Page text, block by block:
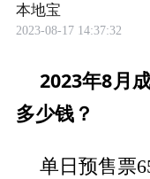
本地宝
2023-08-17 14:37:32
2023年8月
多少钱？
单日预售票